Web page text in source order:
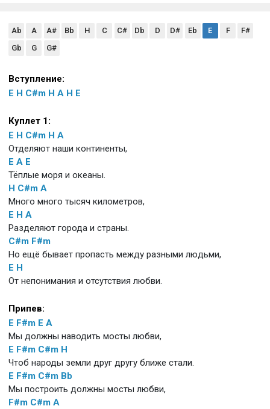
Ab A A# Bb H C C# Db D D# Eb E F
F#
Gb
G G#
Вступление:
E H C#m H A H E
Куплет 1:
E H C#m H A
Отделяют наши континенты,
E A E
Тёплые моря и океаны.
H C#m A
Много много тысяч километров,
E H A
Разделяют города и страны.
C#m F#m
Но ещё бывает пропасть между разными людьми,
E H
От непонимания и отсутствия любви.
Припев:
E F#m E A
Мы должны наводить мосты любви,
E F#m C#m H
Чтоб народы земли друг другу ближе стали.
E F#m C#m Bb
Мы построить должны мосты любви,
F#m C#m A